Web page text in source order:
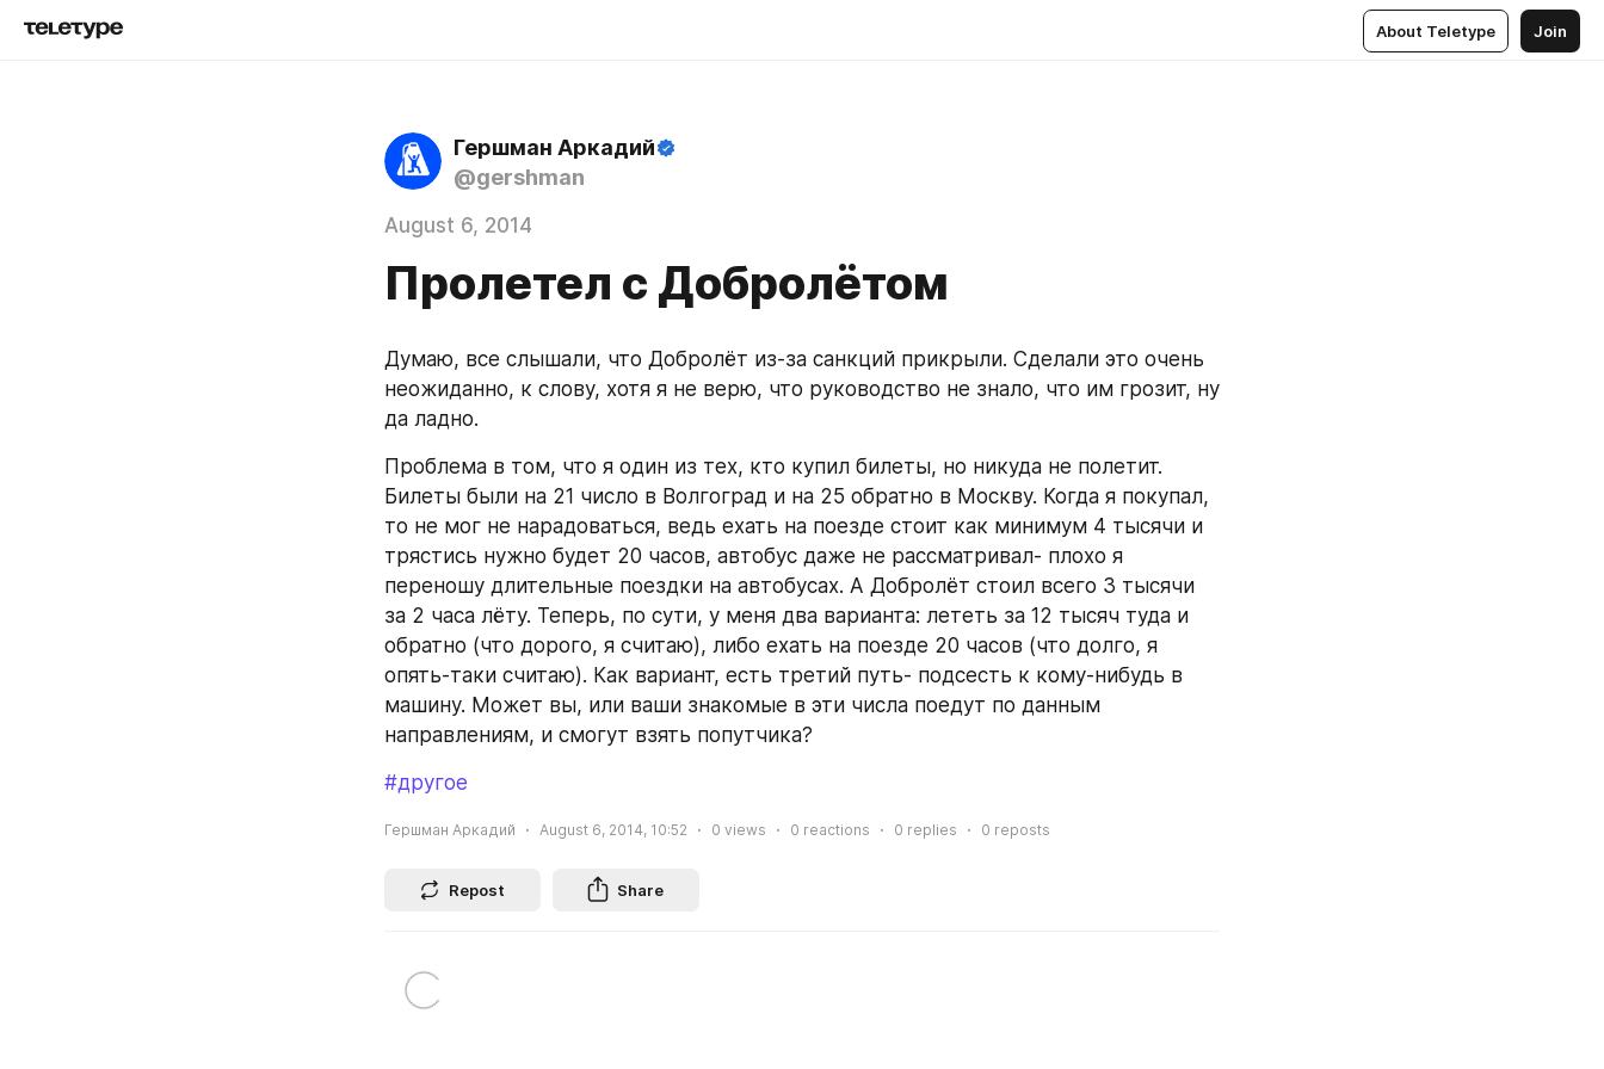
About Teletype Join
Гершман Аркадий
@gershman
August 6, 2014
Пролетел с Добролётом
Думаю, все слышали, что Добролёт из-за санкций прикрыли. Сделали это очень
неожиданно, к слову, хотя я не верю, что руководство не знало, что им грозит, ну
да ладно.
Проблема в том, что я один из тех, кто купил билеты, но никуда не полетит.
Билеты были на 21 число в Волгоград и на 25 обратно в Москву. Когда я покупал,
то не мог не нарадоваться, ведь ехать на поезде стоит как минимум 4 тысячи и
трястись нужно будет 20 часов, автобус даже не рассматривал- плохо я
переношу длительные поездки на автобусах. А Добролёт стоил всего 3 тысячи
за 2 часа лёту. Теперь, по сути, у меня два варианта: лететь за 12 тысяч туда и
обратно (что дорого, я считаю), либо ехать на поезде 20 часов (что долго, я
опять-таки считаю). Как вариант, есть третий путь- подсесть к кому-нибудь в
машину. Может вы, или ваши знакомые в эти числа поедут по данным
направлениям, и смогут взять попутчика?
#другое
Гершман Аркадий August 6, 2014, 10:52 0 views 0 reactions 0 replies 0 reposts
Repost Share